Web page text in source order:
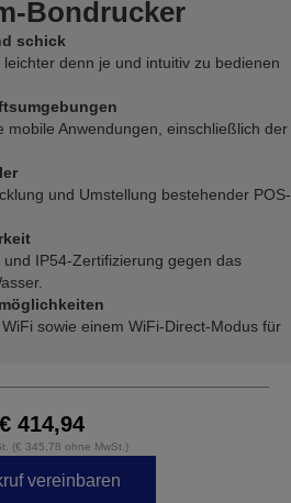
Bondrucker
schick
denn je und intuitiv zu bedienen
mobile Anwendungen, einschließlich der
und Umstellung bestehender POS-
IP54-Zertifizierung gegen das
sowie einem WiFi-Direct-Modus für
€ 414,94
(€ 345,78 ohne MwSt.)
vereinbaren